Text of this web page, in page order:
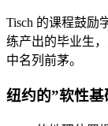
Tisch 的课程鼓励
练产出的毕业生
中名列前茅。
纽约的”软性基